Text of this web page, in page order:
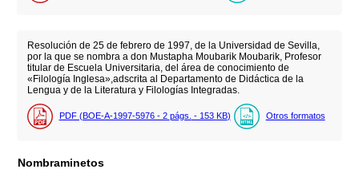
Resolución de 25 de febrero de 1997, de la Universidad de Sevilla,
por la que se nombra a don Mustapha Moubarik Moubarik, Profesor
titular de Escuela Universitaria, del área de conocimiento de
«Filología Inglesa»,adscrita al Departamento de Didáctica de la
Lengua y de la Literatura y Filologías Integradas.
PDF (BOE-A-1997-5976 - 2 págs. - 153 KB) Otros formatos
Nombraminetos